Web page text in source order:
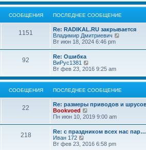
СООБЩЕНИЯ ПОСЛЕДНЕЕ СООБЩЕНИЕ
1151
Re: RADIKAL.RU закрывается
Владимир Дмитриевич
к
п
о
с
л
е
м
Вт июн 18, 2024 6:46 pm
92
Re: Ошибка
ВиРус1381
е
е
т
и
к
о
с
л
д
Вт фев 23, 2016 9:25 am
СООБЩЕНИЯ ПОСЛЕДНЕЕ СООБЩЕНИЕ
22
Re: размеры приводов и
Bookvoed
е
й
т
и
Пн июн 10, 2019 9:00 am
218
Re: с праздником всех нас пар…
Иван 172
е
Вт фев 23, 2016 6:58 pm